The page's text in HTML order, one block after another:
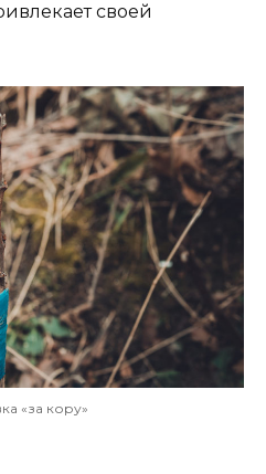
своей
«за кору»